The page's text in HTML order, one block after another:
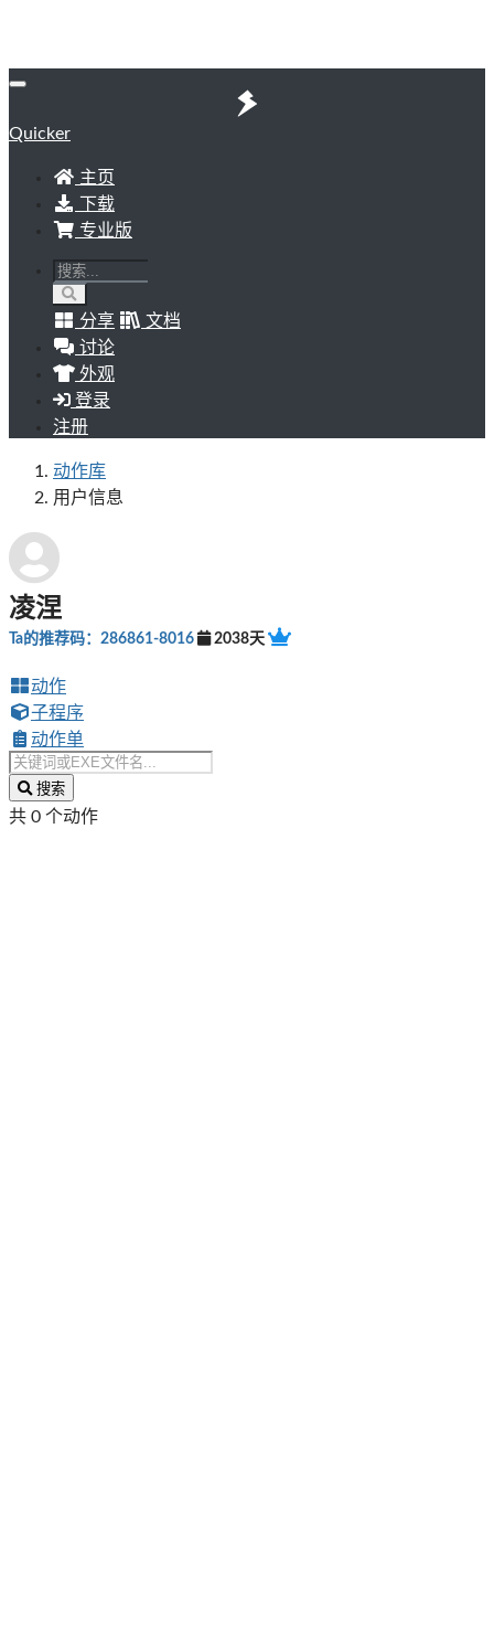
Quicker
主页
下载
专业版
分享
文档
讨论
外观
登录
注册
动作库
用户信息
凌涅
Ta的推荐码：286861-8016 2038天
动作
子程序
动作单
搜索
共 0 个动作